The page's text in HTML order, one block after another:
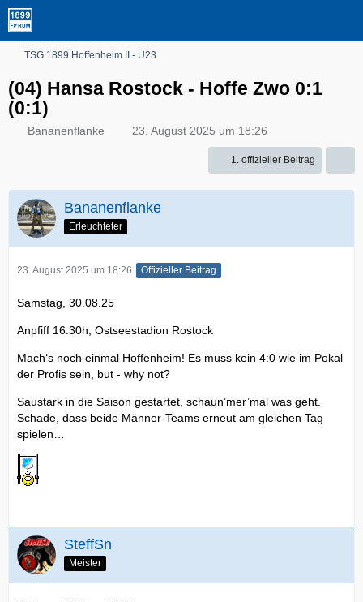
TSG 1899 Hoffenheim II - U23
(04) Hansa Rostock - Hoffe Zwo 0:1
(0:1)
Bananenflanke 23. August 2025 um 18:26
1. offizieller Beitrag
Bananenflanke
Erleuchteter
23. August 2025 um 18:26 Offizieller Beitrag
Samstag, 30.08.25
Anpfiff 16:30h, Ostseestadion Rostock
Mach‘s noch einmal Hoffenheim! Es muss kein 4:0 wie im Pokal
der Profis sein, but - why not?
Saustark in die Saison gestartet, schaun’mer’mal was geht.
Schade, dass beide Männer-Teams erneut am gleichen Tag
spielen…
SteffSn
Meister